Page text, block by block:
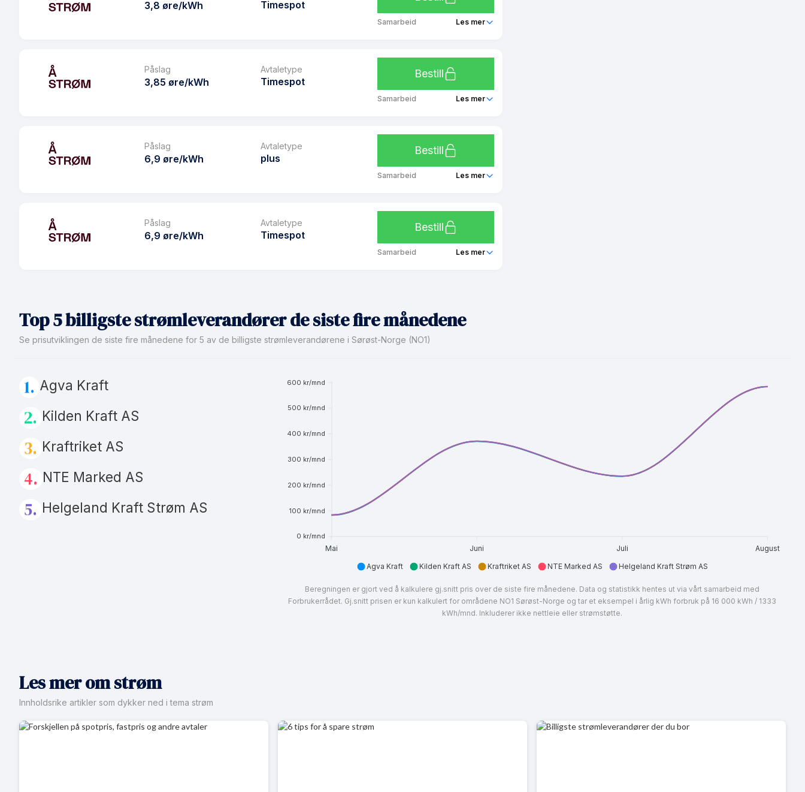
eFaktura gebyr
8.4 kr
Timespot
Les mer om Å Spotpris - Boligbyggelag
3,8 øre/kWh Timespot
Samarbeid Les mer
Prisgaranti
eFaktura gebyr
8.4 kr
Timespot
Les mer om Å Spotpris - Coop
Påslag
3,85 øre/kWh
Avtaletype
Timespot
Bestill
Samarbeid Les mer
Prisgaranti
eFaktura gebyr
8.4 kr
Timespot
Les mer om Å Spotpris - Huseierne
Påslag
6,9 øre/kWh
Avtaletype
plus
Bestill
Samarbeid Les mer
Prisgaranti
eFaktura gebyr
8.4 kr
Påslag
6,9 øre/kWh
Avtaletype
Timespot
Bestill
Samarbeid Les mer
eFaktura gebyr
Månedspris
Les mer om Å Spotpris
Top 5 billigste strømleverandører de siste fire månedene
Se prisutviklingen de siste fire månedene for 5 av de billigste strømleverandørene i Sørøst-Norge (NO1)
1. Agva Kraft
2. Kilden Kraft AS
3. Kraftriket AS
4. NTE Marked AS
5. Helgeland Kraft Strøm AS
600 kr/mnd
500 kr/mnd
400 kr/mnd
300 kr/mnd
200 kr/mnd
100 kr/mnd
0 kr/mnd
Mai Juni Juli August
Agva Kraft Kilden Kraft AS Kraftriket AS NTE Marked AS Helgeland Kraft Strøm AS
Beregningen er gjort ved å kalkulere gj.snitt pris over de siste fire månedene. Data og statistikk hentes ut via vårt samarbeid med
Forbrukerrådet. Gj.snitt prisen er kun kalkulert for områdene NO1 Sørøst-Norge og tar et eksempel i årlig kWh forbruk på 16 000 kWh / 1333
kWh/mnd. Inkluderer ikke nettleie eller strømstøtte.
Les mer om strøm
Innholdsrike artikler som dykker ned i tema strøm